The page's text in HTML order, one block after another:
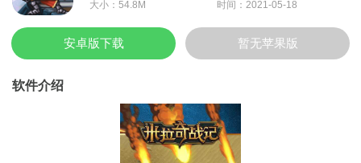
大小：54.8M
时间：2021-05-18
安卓版下载 暂无苹果版
软件介绍